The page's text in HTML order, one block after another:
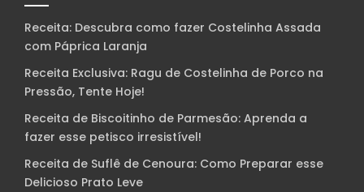
Receita: Descubra como fazer Costelinha Assada
com Páprica Laranja
Receita Exclusiva: Ragu de Costelinha de Porco na
Pressão, Tente Hoje!
Receita de Biscoitinho de Parmesão: Aprenda a
fazer esse petisco irresistível!
Receita de Suflê de Cenoura: Como Preparar esse
Delicioso Prato Leve